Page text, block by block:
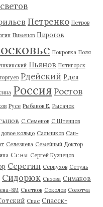
Петренко Петров
Пименов Пирогов
Покровка Поля
Пьянов Пятигорск
Рдейский Рдея
Россия Ростов
Русе Рыбаков Е. Рысачок
С.Семенов С.Штенцов
кольцо Сальников Сан-
Селезнева Семейный Доктор
Сеня Сергей Кузнецов
Серегин Серпухов Сетунь
Сидорюк Сизова Симаков
8М Снетков Соколов Солотча
Спас Спасск-